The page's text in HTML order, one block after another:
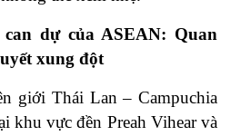
dự của ASEAN: Quan
xung đột
giới Thái Lan – Campuchia
khu vực đền Preah Vihear và